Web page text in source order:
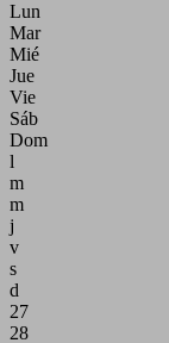
Lun
Mar
Mié
Jue
Vie
Sáb
Dom
l
m
m
j
v
s
d
27
28